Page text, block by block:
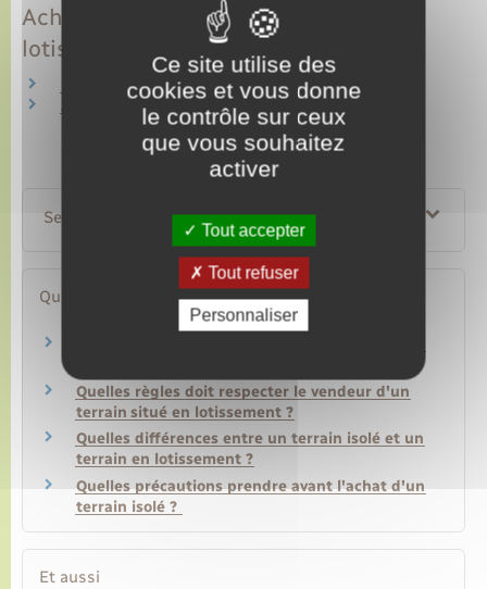
Achat d'un terrain situé dans un
lotissement
Promesse de vente
Acte de vente
Services en ligne et formulaires
Questions ? Réponses !
Quelles règles doit respecter le vendeur d'un
terrain situé en lotissement ?
Quelles différences entre un terrain isolé et un
terrain en lotissement ?
Quelles précautions prendre avant l'achat d'un
terrain isolé ?
Et aussi
Ce site utilise des
cookies et vous donne
le contrôle sur ceux
que vous souhaitez
activer
Tout accepter
Tout refuser
Personnaliser